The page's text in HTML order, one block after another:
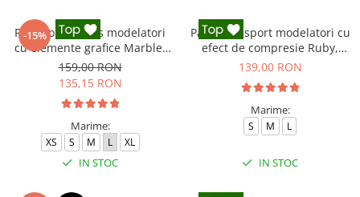
-15%
Pantaloni fitness modelatori
cu elemente grafice Marble,
Gri
159,00 RON
135,15 RON
Marime:
XS S M L XL
IN STOC
Pantaloni sport modelatori cu
efect de compresie Ruby,
Rosu
139,00 RON
Marime:
S M L
IN STOC